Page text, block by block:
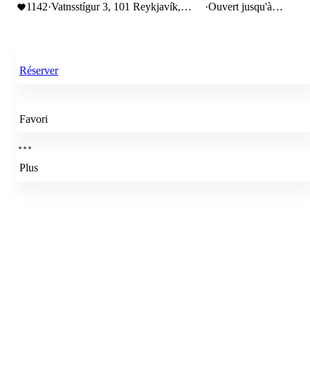
1142·Vatnsstígur 3, 101 Reykjavík,
·Ouvert jusqu'à
Réserver
Favori
Plus